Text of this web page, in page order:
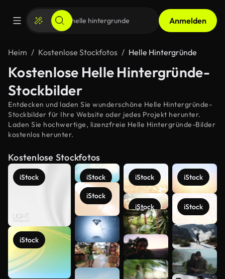
Anmelden
Heim Kostenlose Stockfotos Helle Hintergründe
Kostenlose Helle Hintergründe-
Stockbilder
Entdecken und laden Sie wunderschöne Helle Hintergründe-
Stockbilder für Ihre Website oder jedes Projekt herunter.
Laden Sie hochwertige, lizenzfreie Helle Hintergründe-Bilder
kostenlos herunter.
Kostenlose Stockfotos
iStock
iStock
iStock
iStock
iStock
iStock
iStock
iStock
Mehr
anzeigen